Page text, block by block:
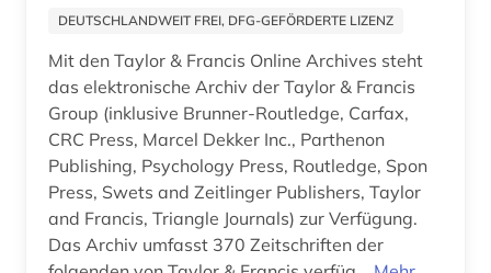
technikgeschichte (1)
technische chemie (1)
teilchenphysik (1)
textilien und produkte (1)
theater (1)
DEUTSCHLANDWEIT FREI, DFG-GEFÖRDERTE LIZENZ
Mit den Taylor & Francis Online Archives steht
das elektronische Archiv der Taylor & Francis
Group (inklusive Brunner-Routledge, Carfax,
CRC Press, Marcel Dekker Inc., Parthenon
Publishing, Psychology Press, Routledge, Spon
Press, Swets and Zeitlinger Publishers, Taylor
and Francis, Triangle Journals) zur Verfügung.
Das Archiv umfasst 370 Zeitschriften der